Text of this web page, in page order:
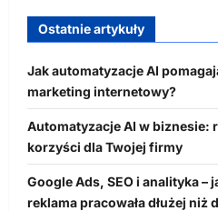
Ostatnie artykuły
Jak automatyzacje AI
marketing internetowy?
Automatyzacje AI w biznesie:
korzyści dla Twojej firmy
Google Ads, SEO i analityka –
reklama pracowała dłużej niż